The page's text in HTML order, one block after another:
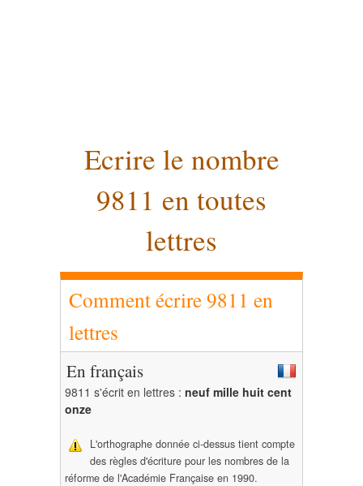
Ecrire le nombre
9811 en toutes
lettres
Comment écrire 9811 en
lettres
En français
9811 s'écrit en lettres : neuf mille huit cent
onze
L'orthographe donnée ci-dessus tient compte
des règles d'écriture pour les nombres de la
réforme de l'Académie Française en 1990.